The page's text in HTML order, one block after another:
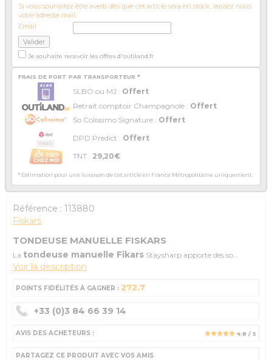
Si vous souhaitez être averti dès que cet article sera en stock, laissez nous
votre adresse mail.
Email :
Je souhaite recevoir les offres d'outiland.fr
FRAIS DE PORT PAR TRANSPORTEUR *
SLBO ou MJ : Offert
Retrait comptoir Champagnole : Offert
So Colissimo Signature : Offert
DPD Predict : Offert
TNT : 29,20€
* Estimation pour une livraison de cet article en France Métropolitaine uniquement.
Référence : 113880
Fiskars
TONDEUSE MANUELLE FISKARS
La tondeuse manuelle Fikars Staysharp apporte des so...
Voir la description
POINTS FIDÉLITÉS À GAGNER : 272.7
+33 (0)3 84 66 39 14
AVIS DES ACHETEURS : 4.8 / 5
PARTAGEZ CE PRODUIT AVEC VOS AMIS